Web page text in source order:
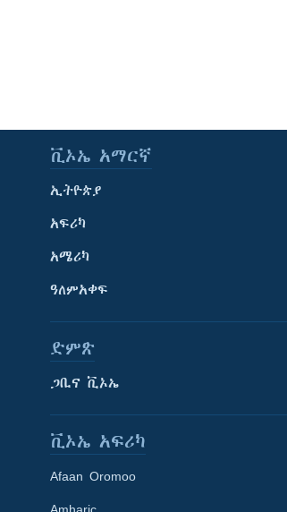
ቪኦኤ አማርኛ
ኢትዮጵያ
አፍሪካ
አሜሪካ
ዓለምአቀፍ
ድምጽ
ጋቢና ቪኦኤ
ቪኦኤ አፍሪካ
Afaan Oromoo